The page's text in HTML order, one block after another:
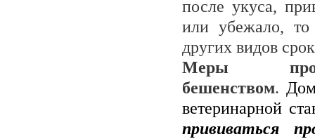
после укуса,
или убежало, то
других видов
Меры
бешенством.
ветеринарной
прививаться